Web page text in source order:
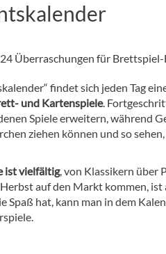
Überraschungen für Brettspiel-
findet sich jeden Tag
und Kartenspiele.
Spiele erweitern, während
ziehen können und so
ist vielfältig, von Klassikern über
auf den Markt kommen, ist
Spaß hat, kann man in dem